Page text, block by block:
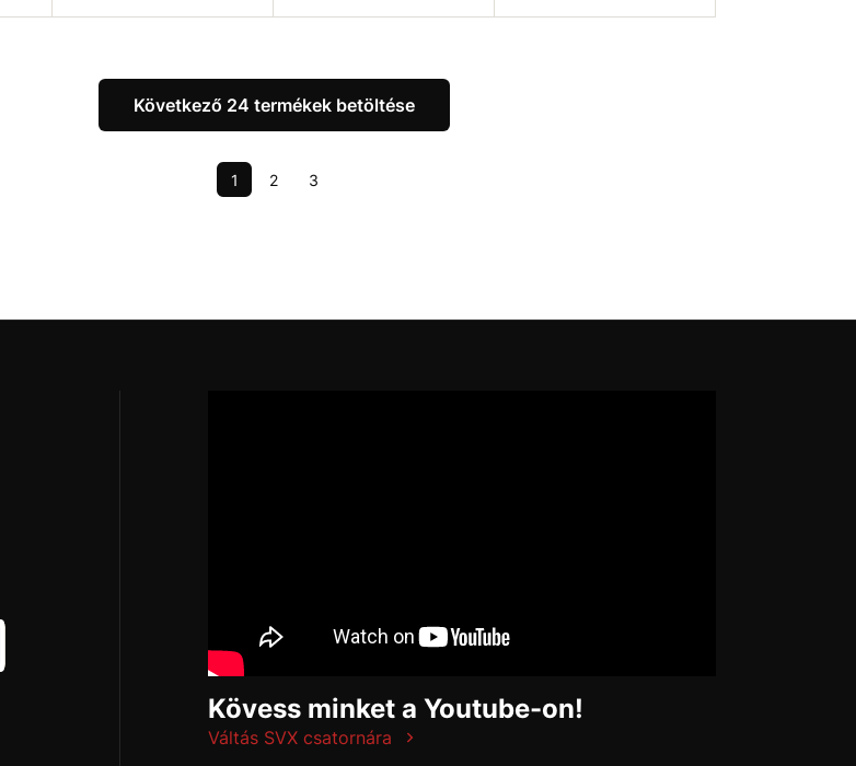
Következő 24 termékek betöltése
1 2 3
Kövess minket a Youtube-on!
Váltás SVX csatornára